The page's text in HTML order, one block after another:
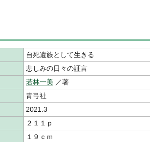
自死遺族として生きる
悲しみの日々の証言
若林一美 ／著
青弓社
2021.3
２１１ｐ
１９ｃｍ